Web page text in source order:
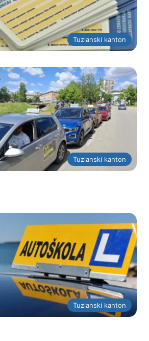
Tuzlanski kanton
Tuzlanski kanton
Tuzlanski kanton